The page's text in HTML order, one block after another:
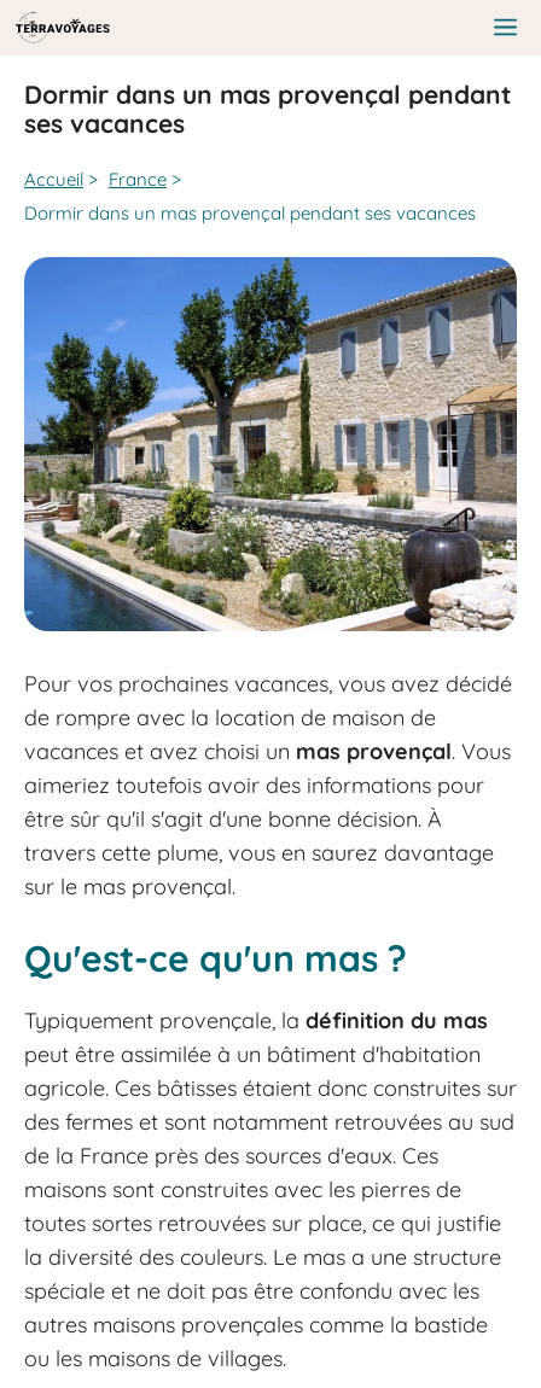
Aller
au
contenu
Dormir dans un mas provençal pendant
ses vacances
Accueil > France >
Dormir dans un mas provençal pendant ses vacances
Pour vos prochaines vacances, vous avez décidé
de rompre avec la location de maison de
vacances et avez choisi un mas provençal. Vous
aimeriez toutefois avoir des informations pour
être sûr qu'il s'agit d'une bonne décision. À
travers cette plume, vous en saurez davantage
sur le mas provençal.
Qu'est-ce qu'un mas ?
Typiquement provençale, la définition du mas
peut être assimilée à un bâtiment d'habitation
agricole. Ces bâtisses étaient donc construites sur
des fermes et sont notamment retrouvées au sud
de la France près des sources d'eaux. Ces
maisons sont construites avec les pierres de
toutes sortes retrouvées sur place, ce qui justifie
la diversité des couleurs. Le mas a une structure
spéciale et ne doit pas être confondu avec les
autres maisons provençales comme la bastide
ou les maisons de villages.